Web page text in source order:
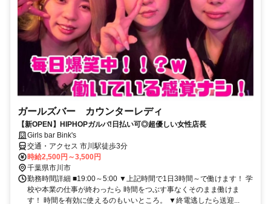
ガールズバー カウンターレディ
【新OPEN】HIPHOPガルバ!日払い可◎超優しい女性店長
Girls bar Bink's
交通・アクセス 市川駅徒歩3分
時給2,500円～3,500円
千葉県市川市
勤務時間詳細 ■19:00～5:00 ▼上記時間で1日3時間～で働けます！ 学
校や本業の仕事が終わったら 時間をつぶす事なくそのまま働けま
す！ 時間を有効に使えるのもいいところ。 ▼終電逃したら送迎...